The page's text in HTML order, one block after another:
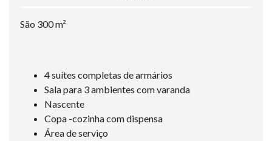
São 300 m²
4 suítes completas de armários
Sala para 3 ambientes com varanda
Nascente
Copa -cozinha com dispensa
Área de serviço